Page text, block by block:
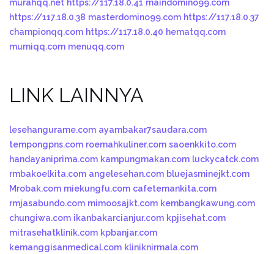
murahqq.net https://117.18.0.41 maindomino99.com
https://117.18.0.38 masterdomino99.com https://117.18.0.37
championqq.com https://117.18.0.40 hematqq.com
murniqq.com menuqq.com
LINK LAINNYA
lesehangurame.com ayambakar7saudara.com
tempongpns.com roemahkuliner.com saoenkkito.com
handayaniprima.com kampungmakan.com luckycatck.com
rmbakoelkita.com angelesehan.com bluejasminejkt.com
Mrobak.com miekungfu.com cafetemankita.com
rmjasabundo.com mimoosajkt.com kembangkawung.com
chungiwa.com ikanbakarcianjur.com kpjisehat.com
mitrasehatklinik.com kpbanjar.com
kemanggisanmedical.com kliniknirmala.com